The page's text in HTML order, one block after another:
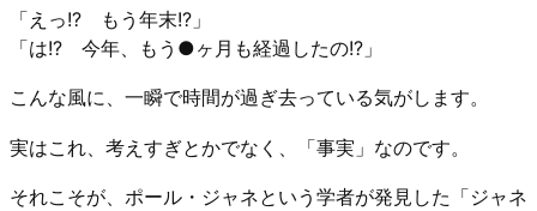
「えっ!? もう年末!?」
「は!? 今年、もう●ヶ月も経過したの!?」
こんな風に、一瞬で時間が過ぎ去っている気がします。
実はこれ、考えすぎとかでなく、「事実」なのです。
それこそが、ポール・ジャネという学者が発見した「ジャネ